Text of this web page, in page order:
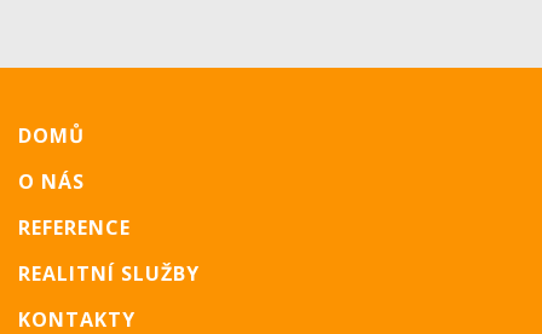
DOMŮ
O NÁS
REFERENCE
REALITNÍ SLUŽBY
KONTAKTY